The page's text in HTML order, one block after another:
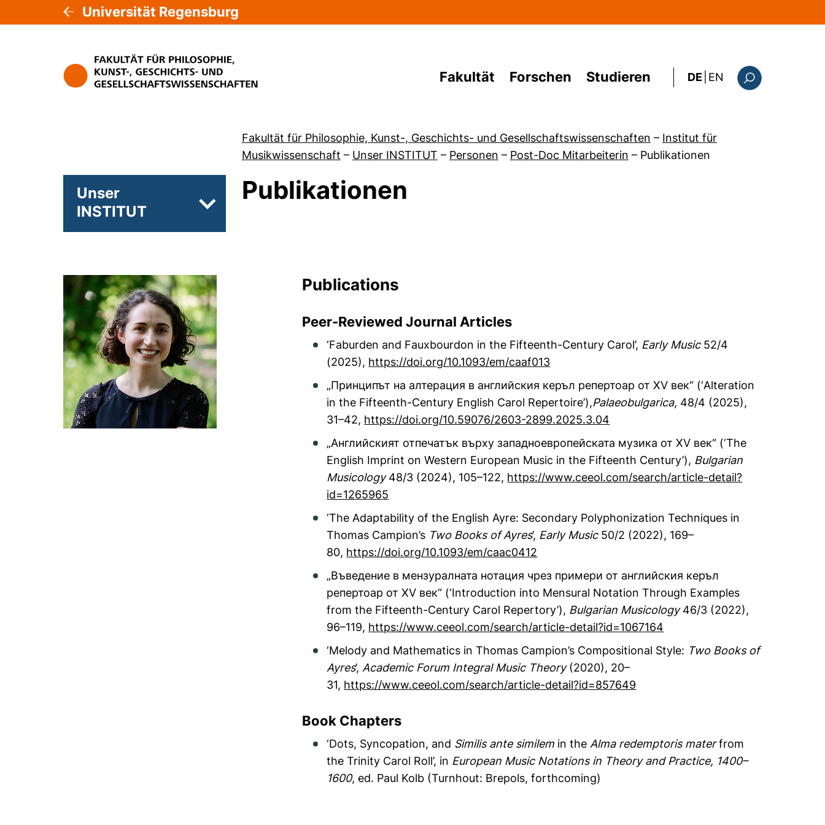
Universität Regensburg
Fakultät Forschen Studieren DE EN : the current page
Fakultät für Philosophie, Kunst-, Geschichts- und Gesellschaftswissenschaften – Institut für
Musikwissenschaft – Unser INSTITUT – Personen – Post-Doc Mitarbeiterin – Publikationen
Unser
INSTITUT
Unterseiten von Personen
Publikationen
Publications
Peer-Reviewed Journal Articles
‘Faburden and Fauxbourdon in the Fifteenth-Century Carol’, Early Music52/4
(2025), https://doi.org/10.1093/em/caaf013
„Принципът на алтерация в английския керъл репертоар от XV век“ (‘Alteration
in the Fifteenth-Century English Carol Repertoire’),Palaeobulgarica, 48/4 (2025),
31–42, https://doi.org/10.59076/2603-2899.2025.3.04
„Английският отпечатък върху западноевропейската музика от XV век“ (‘The
English Imprint on Western European Music in the Fifteenth Century’), Bulgarian
Musicology48/3 (2024), 105–122, https://www.ceeol.com/search/article-detail?
id=1265965
‘The Adaptability of the English Ayre: Secondary Polyphonization Techniques in
Thomas Campion’s Two Books of Ayres’, Early Music50/2 (2022), 169–
80, https://doi.org/10.1093/em/caac0412
„Въведение в мензуралната нотация чрез примери от английския керъл
репертоар от XV век“ (‘Introduction into Mensural Notation Through Examples
from the Fifteenth-Century Carol Repertory’), Bulgarian Musicology46/3 (2022),
96–119, https://www.ceeol.com/search/article-detail?id=1067164
‘Melody and Mathematics in Thomas Campion’s Compositional Style: Two Books of
Ayres’, Academic Forum Integral Music Theory(2020), 20–
31, https://www.ceeol.com/search/article-detail?id=857649
Book Chapters
‘Dots, Syncopation, and Similis ante similem in the Alma redemptoris materfrom
the Trinity Carol Roll’, in European Music Notations in Theory and Practice, 1400–
1600, ed. Paul Kolb (Turnhout: Brepols, forthcoming)